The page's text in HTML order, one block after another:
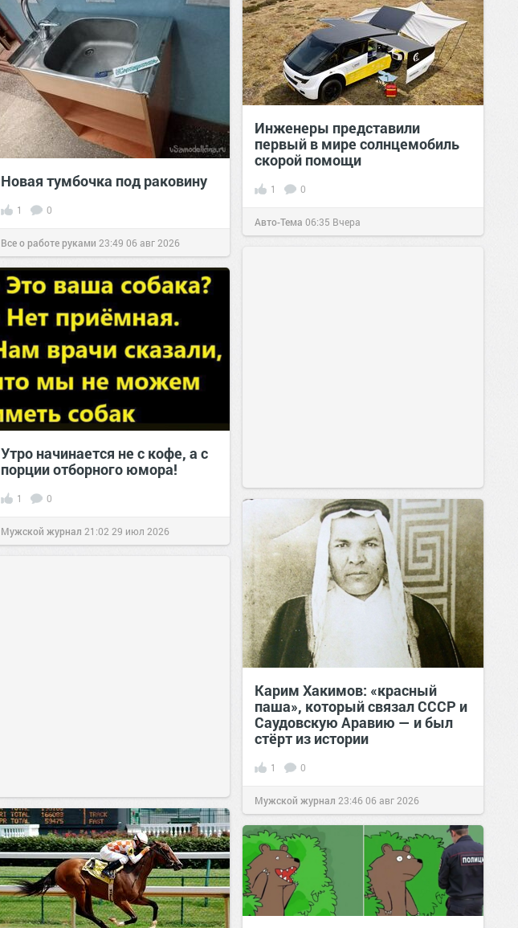
Новая тумбочка под раковину
1 0
Все о работе руками 23:49 06 авг 2026
Инженеры представили
первый в мире солнцемобиль
скорой помощи
1 0
Авто-Тема 06:35 Вчера
Утро начинается не с кофе, а с
порции отборного юмора!
1 0
Мужской журнал 21:02 29 июл 2026
Карим Хакимов: «красный
паша», который связал СССР и
Саудовскую Аравию — и был
стёрт из истории
1 0
Мужской журнал 23:4606 авг 2026